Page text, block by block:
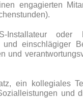
engagierten
Installateur oder
einschlägiger
und
ein kollegiales
und